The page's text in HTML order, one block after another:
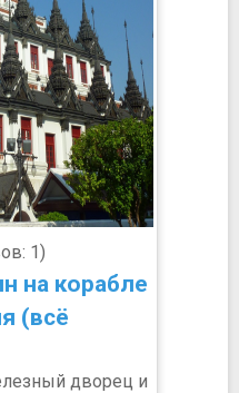
1)
на корабле
(всё
дворец и